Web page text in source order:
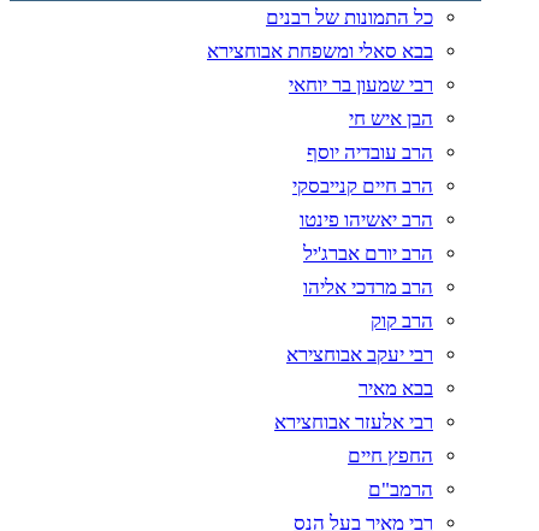
כל התמונות של רבנים
בבא סאלי ומשפחת אבוחצירא
רבי שמעון בר יוחאי
הבן איש חי
הרב עובדיה יוסף
הרב חיים קנייבסקי
הרב יאשיהו פינטו
הרב יורם אברג'יל
הרב מרדכי אליהו
הרב קוק
רבי יעקב אבוחצירא
בבא מאיר
רבי אלעזר אבוחצירא
החפץ חיים
הרמב"ם
רבי מאיר בעל הנס